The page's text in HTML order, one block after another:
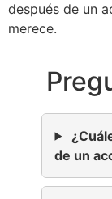
después de un
merece.
de un